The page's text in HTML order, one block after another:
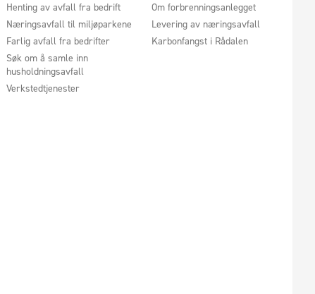
Henting av avfall fra bedrift
Næringsavfall til miljøparkene
Farlig avfall fra bedrifter
Søk om å samle inn
husholdningsavfall
Verkstedtjenester
Om forbrenningsanlegget
Levering av næringsavfall
Karbonfangst i Rådalen